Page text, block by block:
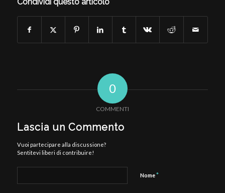
0
COMMENTI
Lascia un Commento
Vuoi partecipare alla discussione?
Sentitevi liberi di contribuire!
Nome*